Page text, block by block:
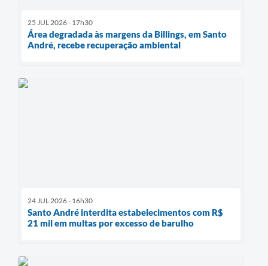
25 JUL 2026 - 17h30
Área degradada às margens da Billings, em Santo
André, recebe recuperação ambiental
24 JUL 2026 - 16h30
Santo André interdita estabelecimentos com R$
21 mil em multas por excesso de barulho